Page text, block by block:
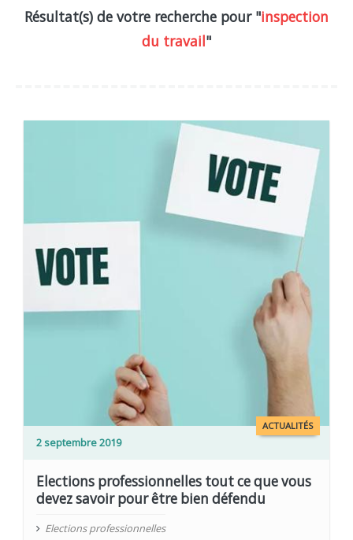
Résultat(s) de votre recherche pour "inspection
du travail"
ACTUALITÉS
2 septembre 2019
Elections professionnelles tout ce que vous
devez savoir pour être bien défendu
Elections professionnelles